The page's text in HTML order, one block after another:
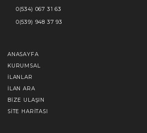
0(534) 067 31 63
0(539) 948 37 93
ANASAYFA
KURUMSAL
İLANLAR
İLAN ARA
BIZE ULAŞIN
SITE HARITASI